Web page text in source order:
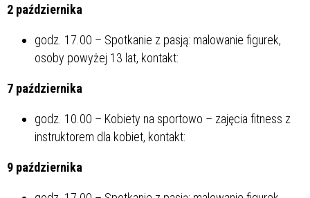
2 października
godz. 17.00 – Spotkanie z pasją: malowanie figurek,
osoby powyżej 13 lat, kontakt:
7 października
godz. 10.00 – Kobiety na sportowo – zajęcia fitness z
instruktorem dla kobiet, kontakt:
9 października